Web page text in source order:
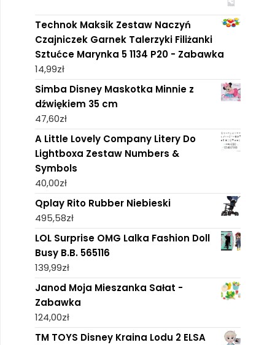
Technok Maksik Zestaw Naczyń
Czajniczek Garnek Talerzyki Filiżanki
Sztućce Marynka 5 1134 P20 - Zabawka
14,99zł
Simba Disney Maskotka Minnie z
dźwiękiem 35 cm
47,60zł
A Little Lovely Company Litery Do
Lightboxa Zestaw Numbers &
Symbols
40,00zł
Qplay Rito Rubber Niebieski
495,58zł
LOL Surprise OMG Lalka Fashion Doll
Busy B.B. 565116
139,99zł
Janod Moja Mieszanka Sałat -
Zabawka
124,00zł
TM TOYS Disney Kraina Lodu 2 ELSA